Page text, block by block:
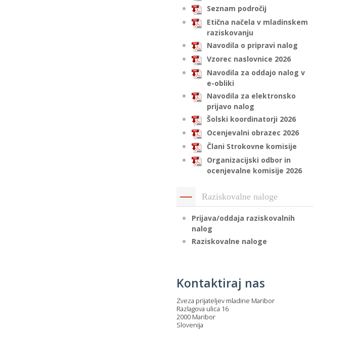
Seznam področij
Etična načela v mladinskem
raziskovanju
Navodila o pripravi nalog
Vzorec naslovnice 2026
Navodila za oddajo nalog v
e-obliki
Navodila za elektronsko
prijavo nalog
Šolski koordinatorji 2026
Ocenjevalni obrazec 2026
Člani Strokovne komisije
Organizacijski odbor in
ocenjevalne komisije 2026
Raziskovalne naloge
Prijava/oddaja raziskovalnih
nalog
Raziskovalne naloge
Kontaktiraj nas
Zveza prijateljev mladine Maribor
Razlagova ulica 16
2000 Maribor
Slovenija